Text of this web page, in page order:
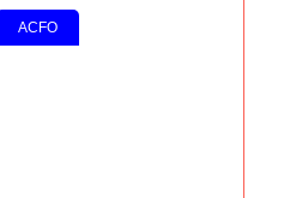
ACFO